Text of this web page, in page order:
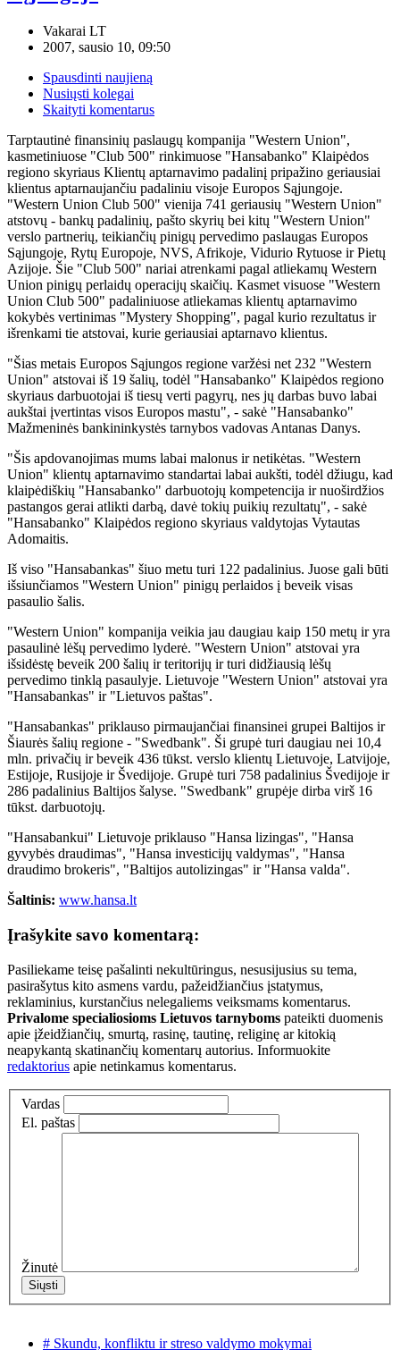
Vakarai LT
2007, sausio 10, 09:50
Spausdinti naujieną
Nusiųsti kolegai
Skaityti komentarus
Tarptautinė finansinių paslaugų kompanija "Western Union",
kasmetiniuose "Club 500" rinkimuose "Hansabanko" Klaipėdos
regiono skyriaus Klientų aptarnavimo padalinį pripažino geriausiai
klientus aptarnaujančiu padaliniu visoje Europos Sąjungoje.
"Western Union Club 500" vienija 741 geriausių "Western Union"
atstovų - bankų padalinių, pašto skyrių bei kitų "Western Union"
verslo partnerių, teikiančių pinigų pervedimo paslaugas Europos
Sąjungoje, Rytų Europoje, NVS, Afrikoje, Vidurio Rytuose ir Pietų
Azijoje. Šie "Club 500" nariai atrenkami pagal atliekamų Western
Union pinigų perlaidų operacijų skaičių. Kasmet visuose "Western
Union Club 500" padaliniuose atliekamas klientų aptarnavimo
kokybės vertinimas "Mystery Shopping", pagal kurio rezultatus ir
išrenkami tie atstovai, kurie geriausiai aptarnavo klientus.
"Šias metais Europos Sąjungos regione varžėsi net 232 "Western
Union" atstovai iš 19 šalių, todėl "Hansabanko" Klaipėdos regiono
skyriaus darbuotojai iš tiesų verti pagyrų, nes jų darbas buvo labai
aukštai įvertintas visos Europos mastu", - sakė "Hansabanko"
Mažmeninės bankininkystės tarnybos vadovas Antanas Danys.
"Šis apdovanojimas mums labai malonus ir netikėtas. "Western
Union" klientų aptarnavimo standartai labai aukšti, todėl džiugu, kad
klaipėdiškių "Hansabanko" darbuotojų kompetencija ir nuoširdžios
pastangos gerai atlikti darbą, davė tokių puikių rezultatų", - sakė
"Hansabanko" Klaipėdos regiono skyriaus valdytojas Vytautas
Adomaitis.
Iš viso "Hansabankas" šiuo metu turi 122 padalinius. Juose gali būti
išsiunčiamos "Western Union" pinigų perlaidos į beveik visas
pasaulio šalis.
"Western Union" kompanija veikia jau daugiau kaip 150 metų ir yra
pasaulinė lėšų pervedimo lyderė. "Western Union" atstovai yra
išsidėstę beveik 200 šalių ir teritorijų ir turi didžiausią lėšų
pervedimo tinklą pasaulyje. Lietuvoje "Western Union" atstovai yra
"Hansabankas" ir "Lietuvos paštas".
"Hansabankas" priklauso pirmaujančiai finansinei grupei Baltijos ir
Šiaurės šalių regione - "Swedbank". Ši grupė turi daugiau nei 10,4
mln. privačių ir beveik 436 tūkst. verslo klientų Lietuvoje, Latvijoje,
Estijoje, Rusijoje ir Švedijoje. Grupė turi 758 padalinius Švedijoje ir
286 padalinius Baltijos šalyse. "Swedbank" grupėje dirba virš 16
tūkst. darbuotojų.
"Hansabankui" Lietuvoje priklauso "Hansa lizingas", "Hansa
gyvybės draudimas", "Hansa investicijų valdymas", "Hansa
draudimo brokeris", "Baltijos autolizingas" ir "Hansa valda".
Šaltinis: www.hansa.lt
Įrašykite savo komentarą:
Pasiliekame teisę pašalinti nekultūringus, nesusijusius su tema,
pasirašytus kito asmens vardu, pažeidžiančius įstatymus,
reklaminius, kurstančius nelegaliems veiksmams komentarus.
Privalome specialiosioms Lietuvos tarnyboms pateikti duomenis
apie įžeidžiančių, smurtą, rasinę, tautinę, religinę ar kitokią
neapykantą skatinančių komentarų autorius. Informuokite
redaktorius apie netinkamus komentarus.
Vardas
El. paštas
Žinutė
# Skundu, konfliktu ir streso valdymo mokymai